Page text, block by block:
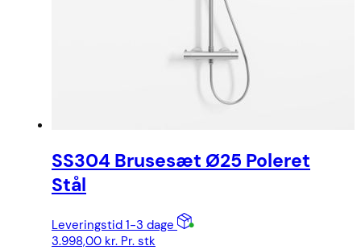
SS304 Brusesæt Ø25 Poleret
Stål
Leveringstid 1-3 dage
3.998,00 kr. Pr. stk